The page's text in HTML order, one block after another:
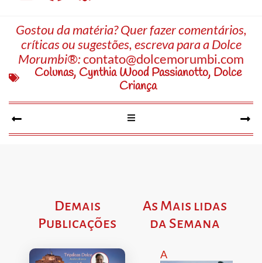
Gostou da matéria? Quer fazer comentários,
críticas ou sugestões, escreva para a Dolce
Morumbi®:contato@dolcemorumbi.com
Colunas, Cynthia Wood Passianotto, Dolce
Criança
Demais
Publicações
As Mais lidas
da Semana
A